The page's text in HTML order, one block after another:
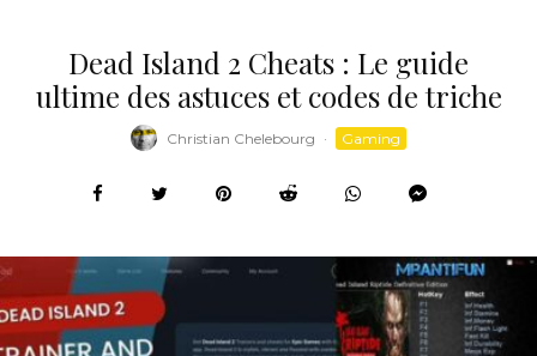
Dead Island 2 Cheats : Le guide
ultime des astuces et codes de triche
Christian Chelebourg · Gaming